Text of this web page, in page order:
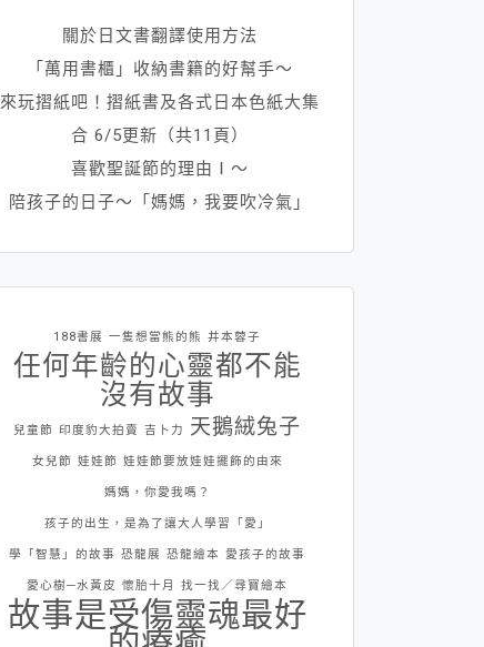
關於日文書翻譯使用方法
「萬用書櫃」收納書籍的好幫手～
來玩摺紙吧！摺紙書及各式日本色紙大集
合 6/5更新（共11頁）
喜歡聖誕節的理由Ⅰ～
陪孩子的日子～「媽媽，我要吹冷氣」
188書展 一隻想當熊的熊 井本蓉子
任何年齡的心靈都不能
沒有故事
兒童節 印度豹大拍賣 吉卜力 天鵝絨兔子
女兒節 娃娃節 娃娃節要放娃娃擺飾的由來
媽媽，你愛我嗎？
孩子的出生，是為了讓大人學習「愛」
學「智慧」的故事 恐龍展 恐龍繪本 愛孩子的故事
愛心樹─水黃皮 懷胎十月 找一找／尋寶繪本
故事是受傷靈魂最好